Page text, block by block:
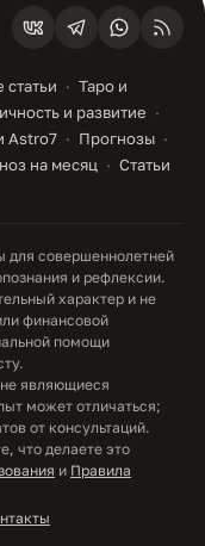
Таро и
и развитие
Astro7
Прогнозы
на месяц
Статьи
для совершеннолетней
и рефлексии.
характер и не
финансовой
помощи
являющиеся
может отличаться;
от консультаций.
что делаете это
и Правила